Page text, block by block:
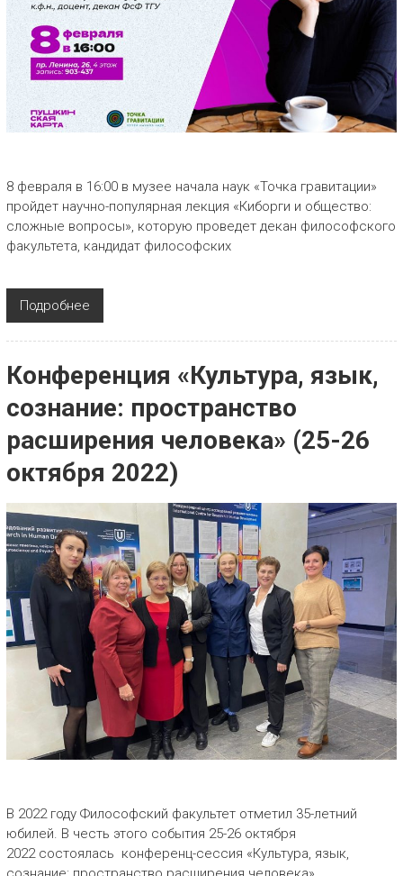
8 февраля в 16:00 в музее начала наук «Точка гравитации»
пройдет научно-популярная лекция «Киборги и общество:
сложные вопросы», которую проведет декан философского
факультета, кандидат философских
Подробнее
Конференция «Культура, язык,
сознание: пространство
расширения человека» (25-26
октября 2022)
В 2022 году Философский факультет отметил 35-летний
юбилей. В честь этого события 25-26 октября
2022 состоялась конференц-сессия «Культура, язык,